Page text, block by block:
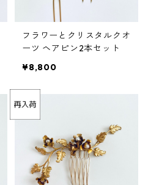
フラワーとクリスタルクオ
ーツ ヘアピン2本セット
¥8,800